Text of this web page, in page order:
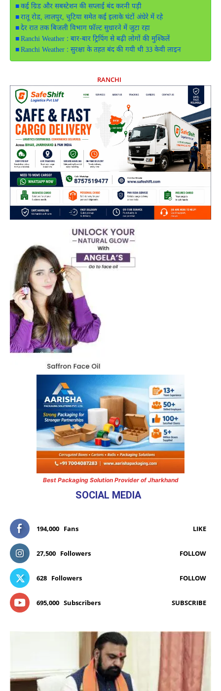
कई ग्रिड और सबस्टेशन की सप्लाई बंद करनी पड़ी
रातू रोड, लालपुर, चुटिया समेत कई इलाके घंटों अंधेरे में रहे
देर रात तक बिजली विभाग फॉल्ट सुधारने में जुटा रहा
Ranchi Weather : बार-बार ट्रिपिंग से बढ़ी लोगों की मुश्किलें
Ranchi Weather : सुरक्षा के तहत बंद की गयी थी 33 केवी लाइन
RANCHI
Best Packaging Solution Provider of Jharkhand
SOCIAL MEDIA
194,000 Fans LIKE
27,500 Followers FOLLOW
628 Followers FOLLOW
695,000 Subscribers SUBSCRIBE